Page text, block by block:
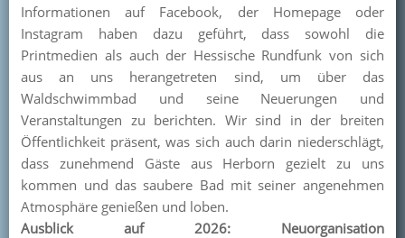
Informationen auf Facebook, der Homepage oder
Instagram haben dazu geführt, dass sowohl die
Printmedien als auch der Hessische Rundfunk von sich
aus an uns herangetreten sind, um über das
Waldschwimmbad und seine Neuerungen und
Veranstaltungen zu berichten. Wir sind in der breiten
Öffentlichkeit präsent, was sich auch darin niederschlägt,
dass zunehmend Gäste aus Herborn gezielt zu uns
kommen und das saubere Bad mit seiner angenehmen
Atmosphäre genießen und loben.
Ausblick auf 2026: Neuorganisation